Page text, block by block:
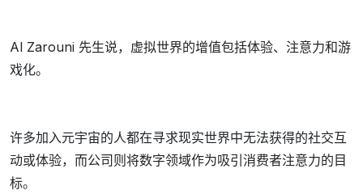
Al Zarouni 先生说，虚拟世界的增值包括体验、注意力和游
戏化。
许多加入元宇宙的人都在寻求现实世界中无法获得的社交互
动或体验，而公司则将数字领域作为吸引消费者注意力的目
标。